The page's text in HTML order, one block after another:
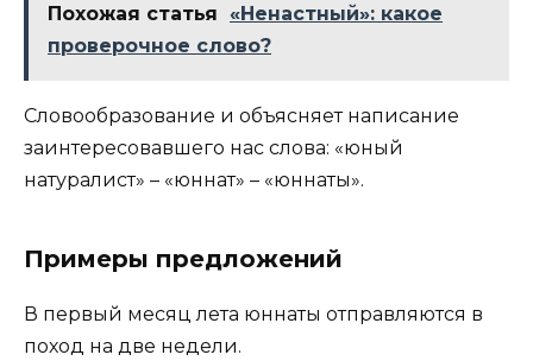
Похожая статья
«Ненастный»: какое
проверочное слово?
Словообразование и объясняет написание
заинтересовавшего нас слова: «юный
натуралист» – «юннат» – «юннаты».
Примеры предложений
В первый месяц лета юннаты отправляются в
поход на две недели.